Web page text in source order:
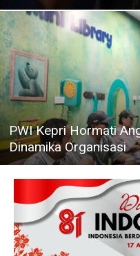
PWI Kepri Hormati
Dinamika Organisasi